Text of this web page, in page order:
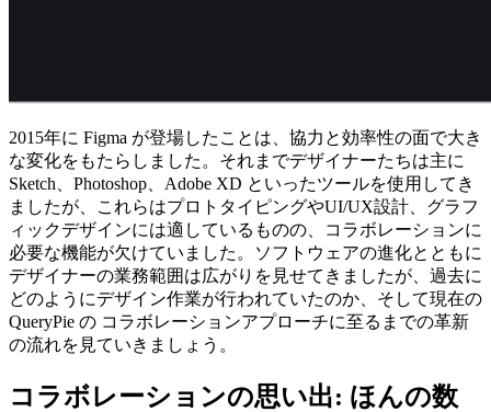
2015年に Figma が登場したことは、協力と効率性の面で大き
な変化をもたらしました。それまでデザイナーたちは主に
Sketch、Photoshop、Adobe XD といったツールを使用してき
ましたが、これらはプロトタイピングやUI/UX設計、グラフ
ィックデザインには適しているものの、コラボレーションに
必要な機能が欠けていました。ソフトウェアの進化とともに
デザイナーの業務範囲は広がりを見せてきましたが、過去に
どのようにデザイン作業が行われていたのか、そして現在の
QueryPie の コラボレーションアプローチに至るまでの革新
の流れを見ていきましょう。
コラボレーションの思い出: ほんの数